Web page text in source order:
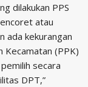
dilakukan PPS
atau
ada kekurangan
Kecamatan (PPK)
secara
DPT,”